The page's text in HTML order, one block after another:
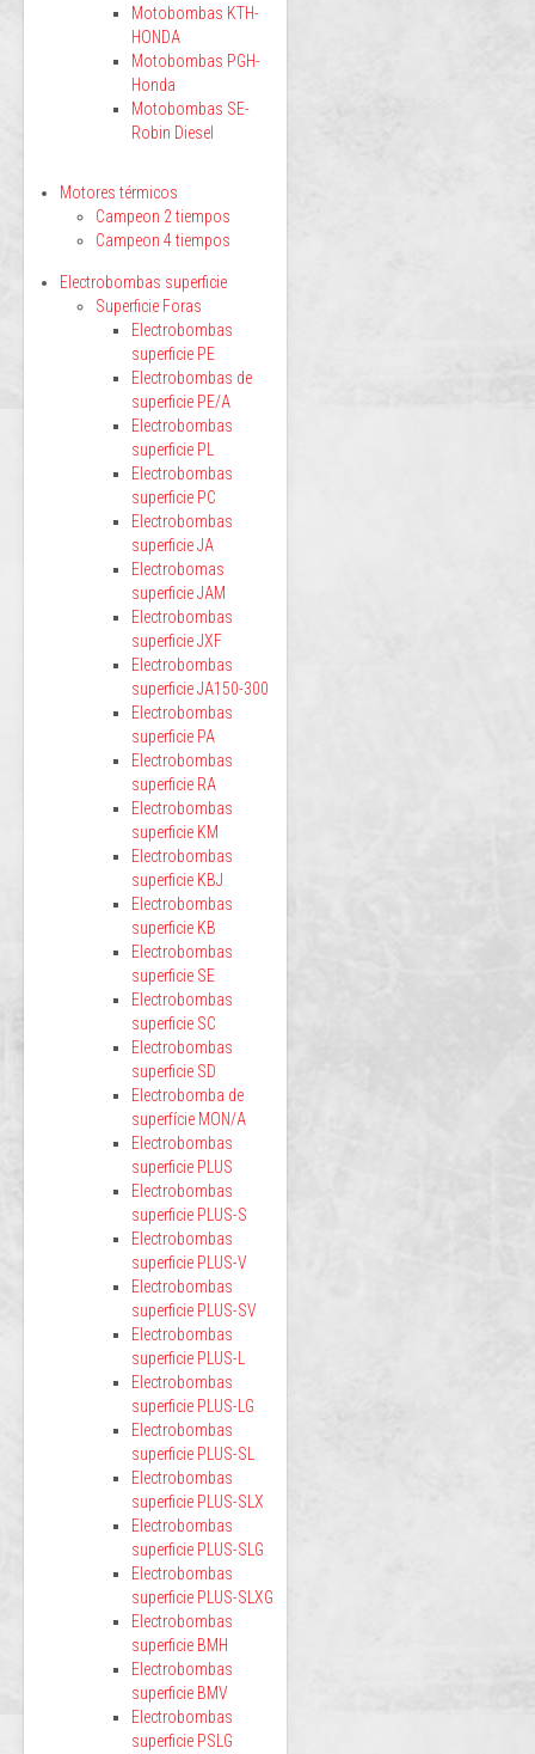
Motobombas KTH-
HONDA
Motobombas PGH-
Honda
Motobombas SE-
Robin Diesel
Motores térmicos
Campeon 2 tiempos
Campeon 4 tiempos
Electrobombas superficie
Superficie Foras
Electrobombas
superficie PE
Electrobombas de
superficie PE/A
Electrobombas
superficie PL
Electrobombas
superficie PC
Electrobombas
superficie JA
Electrobomas
superficie JAM
Electrobombas
superficie JXF
Electrobombas
superficie JA150-300
Electrobombas
superficie PA
Electrobombas
superficie RA
Electrobombas
superficie KM
Electrobombas
superficie KBJ
Electrobombas
superficie KB
Electrobombas
superficie SE
Electrobombas
superficie SC
Electrobombas
superficie SD
Electrobomba de
superfície MON/A
Electrobombas
superficie PLUS
Electrobombas
superficie PLUS-S
Electrobombas
superficie PLUS-V
Electrobombas
superficie PLUS-SV
Electrobombas
superficie PLUS-L
Electrobombas
superficie PLUS-LG
Electrobombas
superficie PLUS-SL
Electrobombas
superficie PLUS-SLX
Electrobombas
superficie PLUS-SLG
Electrobombas
superficie PLUS-SLXG
Electrobombas
superficie BMH
Electrobombas
superficie BMV
Electrobombas
superficie PSLG